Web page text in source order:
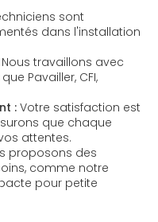
sont
dans l'installation
Nous travaillons avec
Pavailler, CFI,
: Votre satisfaction est
que chaque
attentes.
proposons des
comme notre
pour petite